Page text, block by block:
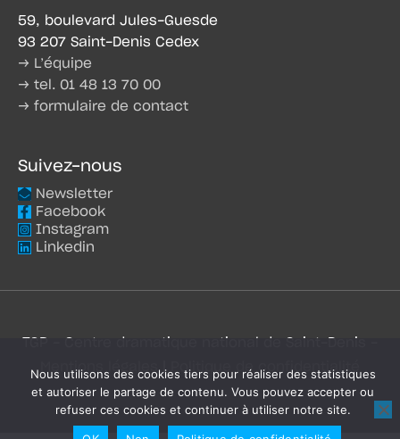
59, boulevard Jules-Guesde
93 207 Saint-Denis Cedex
→ L’équipe
→ tel. 01 48 13 70 00
→ formulaire de contact
Suivez-nous
Newsletter
Facebook
Instagram
Linkedin
Mentions légales | Politique de confidentialité
Nous utilisons des cookies tiers pour réaliser des statistiques
et autoriser le partage de contenu. Vous pouvez accepter ou
refuser ces cookies et continuer à utiliser notre site.